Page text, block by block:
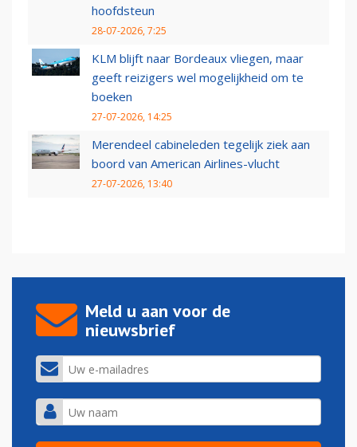
hoofdsteun
28-07-2026, 7:25
KLM blijft naar Bordeaux vliegen, maar
geeft reizigers wel mogelijkheid om te
boeken
27-07-2026, 14:25
Merendeel cabineleden tegelijk ziek aan
boord van American Airlines-vlucht
27-07-2026, 13:40
Meld u aan voor de
nieuwsbrief